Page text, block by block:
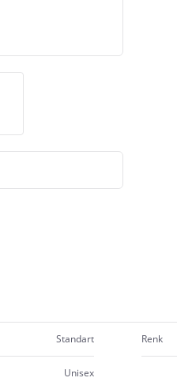
Standart Renk
Unisex